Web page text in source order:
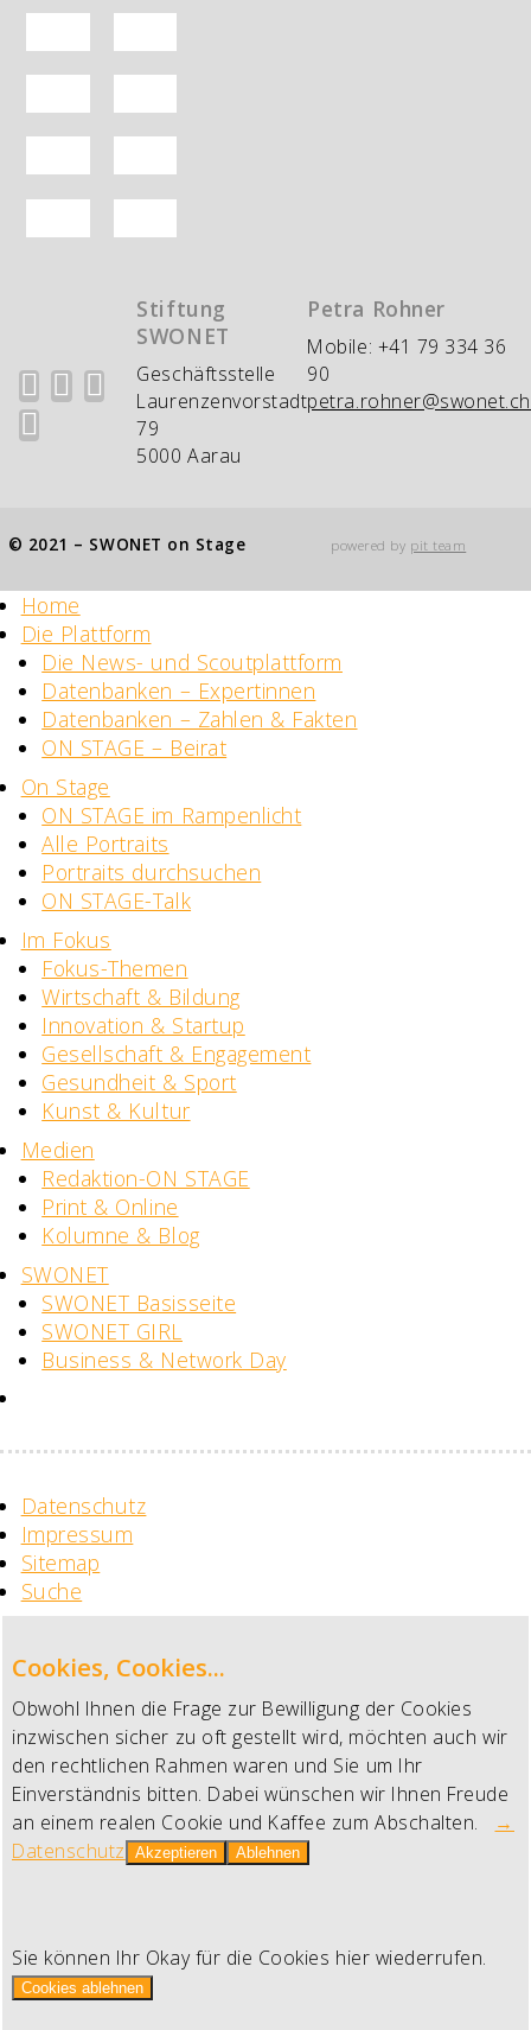
Stiftung
SWONET
Geschäftsstelle
Laurenzenvorstadt
79
5000 Aarau
Petra Rohner
Mobile: +41 79 334 36
90
petra.rohner@swonet.ch
© 2021 – SWONET on Stage powered by pit team
Home
Die Plattform
Die News- und Scoutplattform
Datenbanken – Expertinnen
Datenbanken – Zahlen & Fakten
ON STAGE – Beirat
On Stage
ON STAGE im Rampenlicht
Alle Portraits
Portraits durchsuchen
ON STAGE-Talk
Im Fokus
Fokus-Themen
Wirtschaft & Bildung
Innovation & Startup
Gesellschaft & Engagement
Gesundheit & Sport
Kunst & Kultur
Medien
Redaktion-ON STAGE
Print & Online
Kolumne & Blog
SWONET
SWONET Basisseite
SWONET GIRL
Business & Network Day
Datenschutz
Impressum
Sitemap
Suche
Cookies, Cookies...
Obwohl Ihnen die Frage zur Bewilligung der Cookies
inzwischen sicher zu oft gestellt wird, möchten auch wir
den rechtlichen Rahmen waren und Sie um Ihr
Einverständnis bitten. Dabei wünschen wir Ihnen Freude
an einem realen Cookie und Kaffee zum Abschalten.
→
Datenschutz
Akzeptieren Ablehnen
Sie können Ihr Okay für die Cookies hier wiederrufen.
Cookies ablehnen